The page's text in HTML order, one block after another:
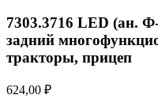
7303.3716 LED (ан.
задний
тракторы, прицеп
624,00 ₽